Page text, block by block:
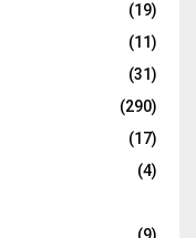
(19)
(11)
(31)
(290)
(17)
(4)